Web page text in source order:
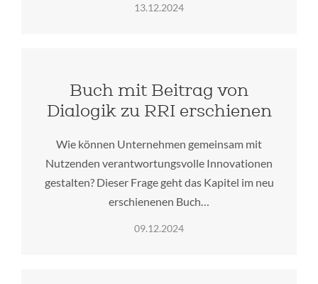
13.12.2024
Buch mit Beitrag von
Dialogik zu RRI erschienen
Wie können Unternehmen gemeinsam mit
Nutzenden verantwortungsvolle Innovationen
gestalten? Dieser Frage geht das Kapitel im neu
erschienenen Buch…
09.12.2024